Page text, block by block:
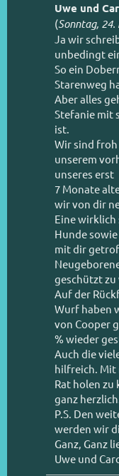
Uwe und
(Sonntag, 24.
Ja wir
unbedingt
So ein
Starenweg
Aber alles
Stefanie mit
ist.
Wir sind
unserem
unseres erst
7 Monate
wir von dir
Eine
Hunde
mit dir
geschützt zu
Auf der
Wurf haben
von Cooper
% wieder
Auch die
hilfreich. Mit
Rat holen zu
ganz
P.S. Den
werden wir
Ganz, Ganz
Uwe und